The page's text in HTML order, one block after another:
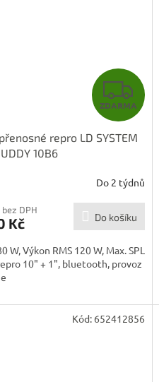
Z
D
A
R
M
A
ZDARMA
repro LD SYSTEM
10B6
Do 2 týdnů
DPH
Kč Do košíku
W, Výkon RMS 120 W, Max. SPL
10" + 1", bluetooth, provoz
Kód: 652412856